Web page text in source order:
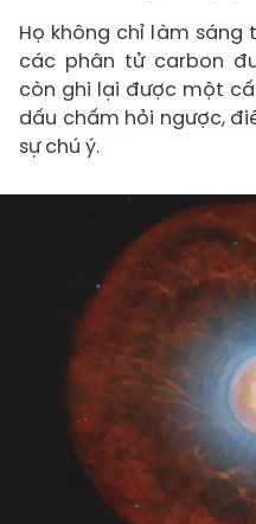
Họ không chỉ làm sáng
các phân tử carbon
còn ghi lại được một
dấu chấm hỏi ngược,
sự chú ý.